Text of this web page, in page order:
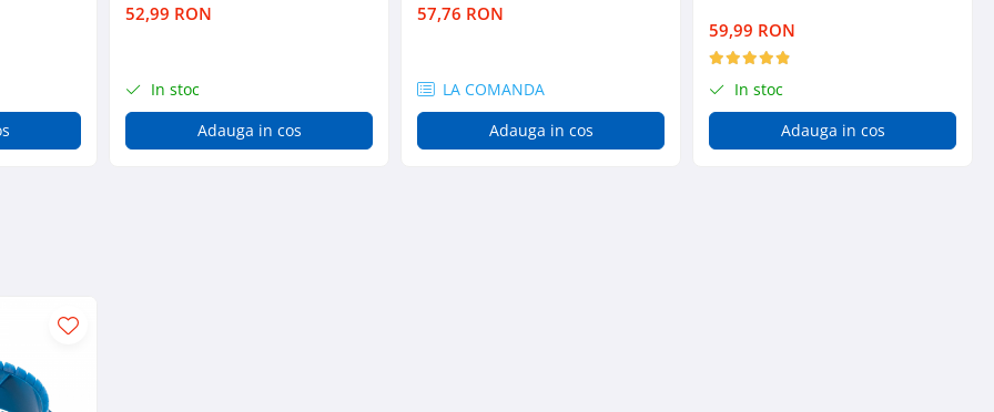
52,99 RON
In stoc
Adauga in cos
57,76 RON
LA COMANDA
Adauga in cos
59,99 RON
In stoc
Adauga in cos